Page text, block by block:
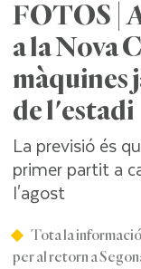
FOTOS |
a la Nova
màquines
de l'estadi
La previsió és
primer partit a
l'agost
Tota la
per al retorn a